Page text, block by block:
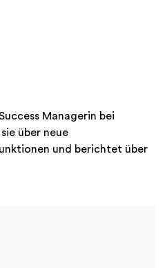
Managerin bei
über neue
und berichtet über